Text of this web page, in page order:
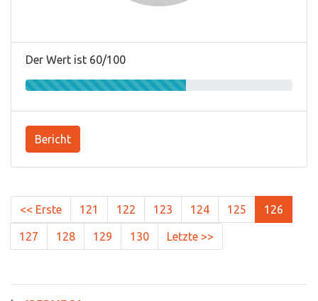
Der Wert ist 60/100
Bericht
<< Erste 121 122 123 124 125 126
127 128 129 130 Letzte >>